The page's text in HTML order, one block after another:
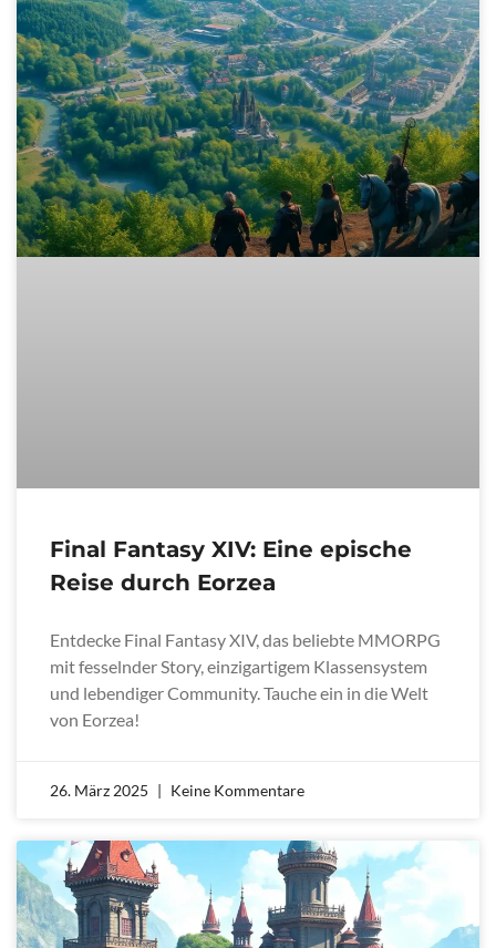
Final Fantasy XIV: Eine epische
Reise durch Eorzea
Entdecke Final Fantasy XIV, das beliebte MMORPG
mit fesselnder Story, einzigartigem Klassensystem
und lebendiger Community. Tauche ein in die Welt
von Eorzea!
26. März 2025 Keine Kommentare